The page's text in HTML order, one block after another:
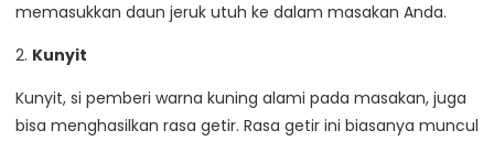
memasukkan daun jeruk utuh ke dalam masakan Anda.
2. Kunyit
Kunyit, si pemberi warna kuning alami pada masakan, juga
bisa menghasilkan rasa getir. Rasa getir ini biasanya muncul